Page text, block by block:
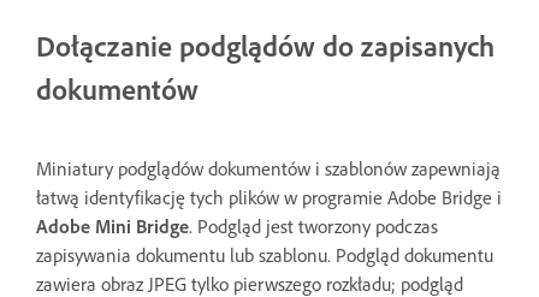
Dołączanie podglądów do zapisanych
dokumentów
Miniatury podglądów dokumentów i szablonów zapewniają
łatwą identyfikację tych plików w programie Adobe Bridge i
Adobe Mini Bridge. Podgląd jest tworzony podczas
zapisywania dokumentu lub szablonu. Podgląd dokumentu
zawiera obraz JPEG tylko pierwszego rozkładu; podgląd